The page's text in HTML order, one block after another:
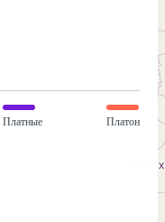
Платные Платон